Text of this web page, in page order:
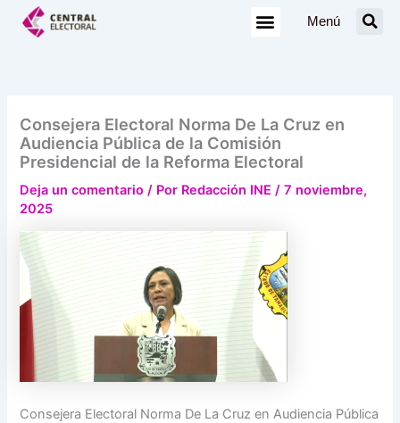
Menú
Consejera Electoral Norma De La Cruz en
Audiencia Pública de la Comisión
Presidencial de la Reforma Electoral
Deja un comentario / Por Redacción INE/7 noviembre,
2025
Consejera Electoral Norma De La Cruz en Audiencia Pública